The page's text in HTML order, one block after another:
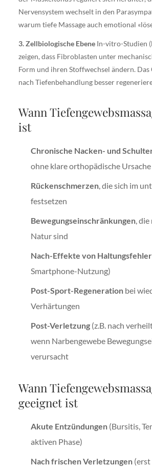
Nervensystem wechselt in den
warum tiefe Massage auch emotional
3. Zellbiologische Ebene In-vitro-Studien
zeigen, dass Fibroblasten unter
Form und ihren Stoffwechsel ändern. Das
nach Tiefenbehandlung besser
Wann
ist
Chronische Nacken- und
ohne klare orthopädische Ursache
Rückenschmerzen, die sich im
festsetzen
Bewegungseinschränkungen,
Natur sind
Nach-Effekte von
Smartphone-Nutzung)
Post-Sport-Regeneration bei
Verhärtungen
Post-Verletzung (z.B. nach
wenn Narbengewebe
verursacht
Wann
geeignet ist
Akute Entzündungen (Bursitis,
aktiven Phase)
Nach frischen Verletzungen (erst